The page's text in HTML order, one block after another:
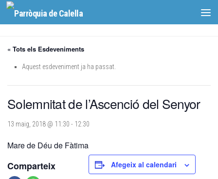
Skip to content
« Tots els Esdeveniments
Aquest esdeveniment ja ha passat.
Solemnitat de l’Ascenció del Senyor
13 maig, 2018 @ 11:30 - 12:30
Mare de Déu de Fàtima
Comparteix Afegeix al calendari